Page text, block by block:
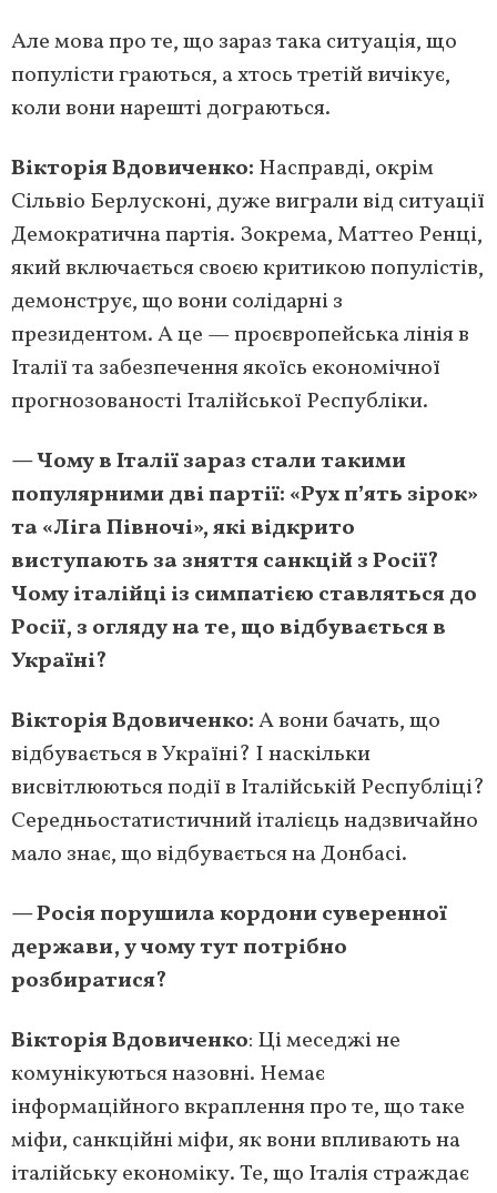
Але мова про те, що зараз така ситуація, що
популісти граються, а хтось третій вичікує,
коли вони нарешті дограються.
Вікторія Вдовиченко: Насправді, окрім
Сільвіо Берлусконі, дуже виграли від ситуації
Демократична партія. Зокрема, Маттео Ренці,
який включається своєю критикою популістів,
демонструє, що вони солідарні з
президентом. А це — проєвропейська лінія в
Італії та забезпечення якоїсь економічної
прогнозованості Італійської Республіки.
— Чому в Італії зараз стали такими
популярними дві партії: «Рух п’ять зірок»
та «Ліга Півночі», які відкрито
виступають за зняття санкцій з Росії?
Чому італійці із симпатією ставляться до
Росії, з огляду на те, що відбувається в
Україні?
Вікторія Вдовиченко:А вони бачать, що
відбувається в Україні? І наскільки
висвітлюються події в Італійській Республіці?
Середньостатистичний італієць надзвичайно
мало знає, що відбувається на Донбасі.
— Росія порушила кордони суверенної
держави, у чому тут потрібно
розбиратися?
Вікторія Вдовиченко: Ці меседжі не
комунікуються назовні. Немає
інформаційного вкраплення про те, що таке
міфи, санкційні міфи, як вони впливають на
італійську економіку. Те, що Італія страждає